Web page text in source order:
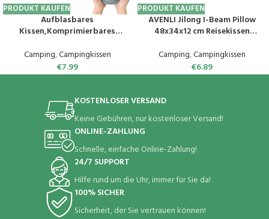
PRODUKT KAUFEN
Aufblasbares
Kissen,Komprimierbares
Kompakt
Reisekissen,Komprimierbar
Kompakt Ergonomisch
Kopfkissen für Outdoor,
Camping, Wandern, Büro,Grau
Camping,Campingkissen
€7.99
PRODUKT KAUFEN
AVENLI Jilong I-Beam Pillow
48x34x12 cm Reisekissen
aufblasbares Velour Kissen
Camping,Campingkissen
€6.89
KOSTENLOSER VERSAND
Keine Gebühren, nur kostenloser Versand!
ONLINE-ZAHLUNG
Schnelle, einfache Online-Zahlung!
24/7 SUPPORT
Hilfe rund um die Uhr, immer für Sie da!
100% SICHER
Sicherheit, der Sie vertrauen können!